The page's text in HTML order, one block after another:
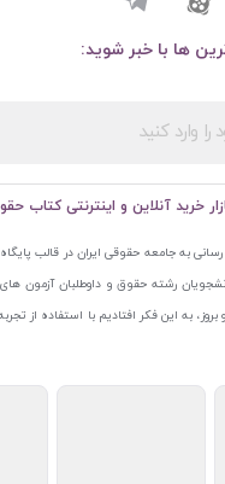
ها با خبر شوید:
خرید آنلاین و اینترنتی کتاب
به جامعه حقوقی ایران در قالب پایگاه
رشته حقوق و داوطلبان آزمون
بروز، به این فکر افتادیم با استفاده از
حقوقی ایران ارائه کنیم. به این منظور